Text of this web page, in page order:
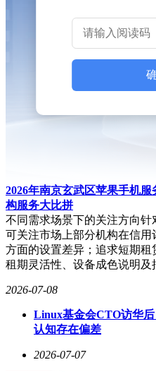
该系列芯片凭借卓越性能成
术的核心支撑。其搭载的16位
集的能力，为BMS系统提供毫
1500kW超快充场景下，该技
电过程安全可控。
针对电池均衡难题，BF891X
2026年南京玄武区苹果手机
构服务大比拼
不同需求场景下的关注方向针
可关注市场上部分机构在信
方面的设置差异；追求短期
租期灵活性、设备成色说明
2026-07-08
Linux基金会CTO访华
认知存在偏差
2026-07-07